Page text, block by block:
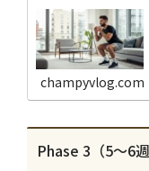
champyvlog.com
Phase 3（5〜6